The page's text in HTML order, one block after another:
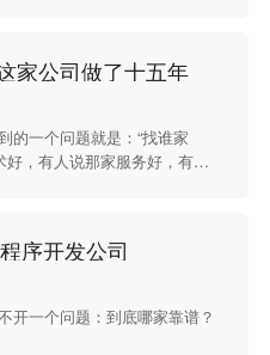
家公司做了十五年
的一个问题就是：“找谁家
，有人说那家服务好，有人
序开发公司
开一个问题：到底哪家靠谱？